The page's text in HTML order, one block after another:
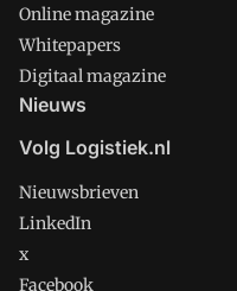
Online magazine
Whitepapers
Digitaal magazine
Nieuws
Volg Logistiek.nl
Nieuwsbrieven
LinkedIn
x
Facebook